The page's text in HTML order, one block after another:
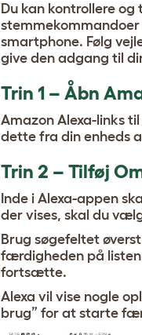
Du kan kontrollere
stemmekommandoer
smartphone. Følg
give den adgang til
Trin 1 – Åbn
Amazon Alexa-links
dette fra din enheds
Trin 2 – Tilføj
Inde i Alexa-appen
der vises, skal du
Brug søgefeltet
færdigheden på
fortsætte.
Alexa vil vise nogle
brug” for at starte